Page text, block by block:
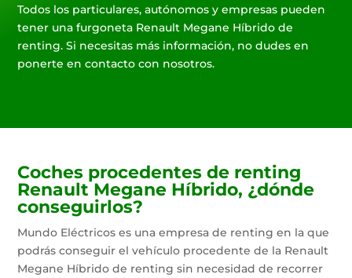
Todos los particulares, autónomos y empresas pueden
tener una furgoneta Renault Megane Híbrido de
renting. Si necesitas más información, no dudes en
ponerte en contacto con nosotros.
Coches procedentes de renting
Renault Megane Híbrido, ¿dónde
conseguirlos?
Mundo Eléctricos es una empresa de renting en la que
podrás conseguir el vehículo procedente de la Renault
Megane Híbrido de renting sin necesidad de recorrer